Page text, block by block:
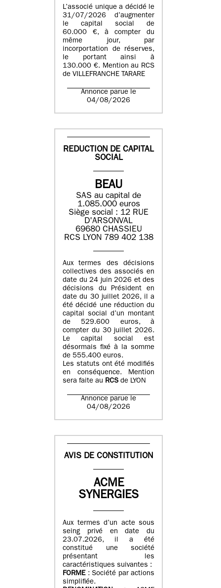
L’associé unique a décidé le
31/07/2026 d’augmenter
le capital social de
60.000 €, à compter du
même jour, par
incorportation de réserves,
le portant ainsi à
130.000 €. Mention au RCS
de VILLEFRANCHE TARARE
Annonce parue le
04/08/2026
REDUCTION DE CAPITAL
SOCIAL
BEAU
SAS au capital de
1.085.000 euros
Siège social : 12 RUE
D'ARSONVAL
69680 CHASSIEU
RCS LYON 789 402 138
Aux termes des décisions
collectives des associés en
date du 24 juin 2026 et des
décisions du Président en
date du 30 juillet 2026, il a
été décidé une réduction du
capital social d’un montant
de 529.600 euros, à
compter du 30 juillet 2026.
Le capital social est
désormais fixé à la somme
de 555.400 euros.
Les statuts ont été modifiés
en conséquence. Mention
sera faite au RCS de LYON
Annonce parue le
04/08/2026
AVIS DE CONSTITUTION
ACME
SYNERGIES
Aux termes d’un acte sous
seing privé en date du
23.07.2026, il a été
constitué une société
présentant les
caractéristiques suivantes :
FORME: Société par actions
simplifiée.